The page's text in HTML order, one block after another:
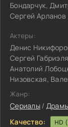
Бондарчук,
Сергей Арланов
Актеры:
Денис
Сергей
Анатолий
Низовская,
Жанр:
Сериалы/
Качество:
HD